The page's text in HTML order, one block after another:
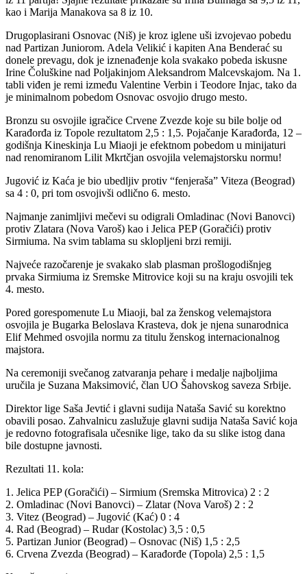
kao i Marija Manakova sa 8 iz 10.
Drugoplasirani Osnovac (Niš) je kroz iglene uši izvojevao pobedu
nad Partizan Juniorom. Adela Velikić i kapiten Ana Benderać su
donele prevagu, dok je iznenađenje kola svakako pobeda iskusne
Irine Čoluškine nad Poljakinjom Aleksandrom Malcevskajom. Na 1.
tabli viđen je remi između Valentine Verbin i Teodore Injac, tako da
je minimalnom pobedom Osnovac osvojio drugo mesto.
Bronzu su osvojile igračice Crvene Zvezde koje su bile bolje od
Karađorđa iz Topole rezultatom 2,5 : 1,5. Pojačanje Karađorđa, 12 –
godišnja Kineskinja Lu Miaoji je efektnom pobedom u minijaturi
nad renomiranom Lilit Mkrtčjan osvojila velemajstorsku normu!
Jugović iz Kaća je bio ubedljiv protiv “fenjeraša” Viteza (Beograd)
sa 4 : 0, pri tom osvojivši odlično 6. mesto.
Najmanje zanimljivi mečevi su odigrali Omladinac (Novi Banovci)
protiv Zlatara (Nova Varoš) kao i Jelica PEP (Goračići) protiv
Sirmiuma. Na svim tablama su sklopljeni brzi remiji.
Najveće razočarenje je svakako slab plasman prošlogodišnjeg
prvaka Sirmiuma iz Sremske Mitrovice koji su na kraju osvojili tek
4. mesto.
Pored gorespomenute Lu Miaoji, bal za ženskog velemajstora
osvojila je Bugarka Beloslava Krasteva, dok je njena sunarodnica
Elif Mehmed osvojila normu za titulu ženskog internacionalnog
majstora.
Na ceremoniji svečanog zatvaranja pehare i medalje najboljima
uručila je Suzana Maksimović, član UO Šahovskog saveza Srbije.
Direktor lige Saša Jevtić i glavni sudija Nataša Savić su korektno
obavili posao. Zahvalnicu zaslužuje glavni sudija Nataša Savić koja
je redovno fotografisala učesnike lige, tako da su slike istog dana
bile dostupne javnosti.
Rezultati 11. kola:
1. Jelica PEP (Goračići) – Sirmium (Sremska Mitrovica) 2 : 2
2. Omladinac (Novi Banovci) – Zlatar (Nova Varoš) 2 : 2
3. Vitez (Beograd) – Jugović (Kać) 0 : 4
4. Rad (Beograd) – Rudar (Kostolac) 3,5 : 0,5
5. Partizan Junior (Beograd) – Osnovac (Niš) 1,5 : 2,5
6. Crvena Zvezda (Beograd) – Karađorđe (Topola) 2,5 : 1,5